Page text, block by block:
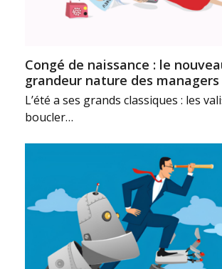
Congé de naissance : le
grandeur nature des managers
L’été a ses grands classiques : les
boucler…